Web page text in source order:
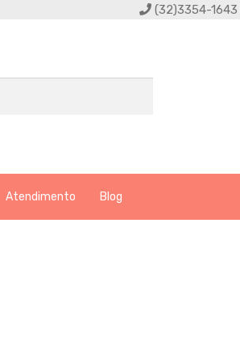
(32)3354-1643 |
Atendimento Blog